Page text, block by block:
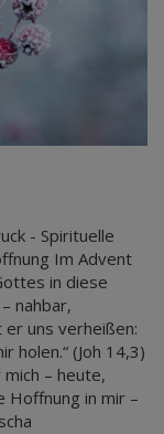
- Spirituelle
Im Advent
in diese
nahbar,
uns verheißen:
holen.“ (Joh 14,3)
– heute,
Hoffnung in mir –